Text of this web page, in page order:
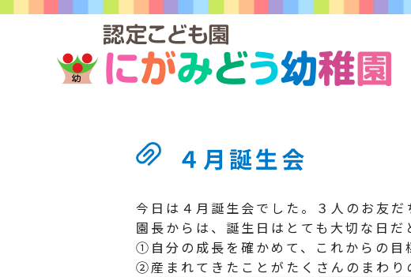
４月誕生会
今日は４月誕生会でした。３人のお友
園長からは、誕生日はとても大切な日だ
①自分の成長を確かめて、これからの目
②産まれてきたことがたくさんのまわり